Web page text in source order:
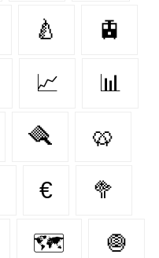
🍐 🚊
📈 📊
🪮 🥨
€ 🥦
🗺️ 🧅